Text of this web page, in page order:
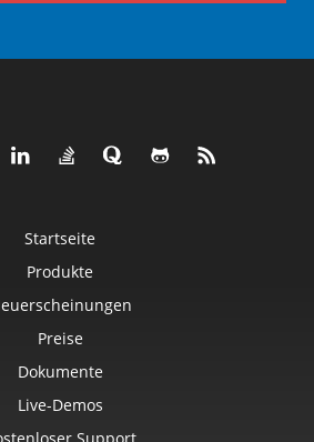
Startseite
Produkte
Preise
Dokumente
Live-Demos